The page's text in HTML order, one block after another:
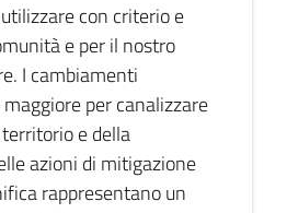
con criterio e
e per il nostro
I cambiamenti
per canalizzare
e della
azioni di mitigazione
rappresentano un